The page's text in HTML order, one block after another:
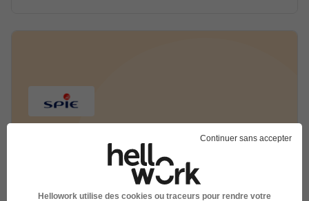
SPIE CityNetworks recrutement
Energie / Production - Distribution
Continuer sans accepter
Hellowork utilise des cookies ou traceurs pour rendre votre